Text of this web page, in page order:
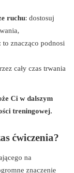
ruchu: dostosuj
: to znacząco podnosi
cały czas trwania
Ci w dalszym
treningowej.
ćwiczenia?
na
znaczenie